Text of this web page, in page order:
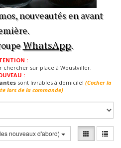
nouveautés en avant
WhatsApp.
:
chercher sur place à Woustviller.
:
sont livrables à domicile! (Cocher la
lors de la commande)
nouveaux d'abord)